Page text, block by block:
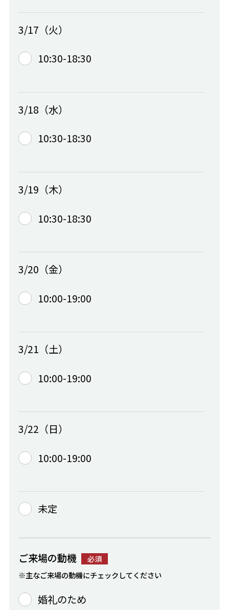
3/17（火）
10:30-18:30
3/18（水）
10:30-18:30
3/19（木）
10:30-18:30
3/20（金）
10:00-19:00
3/21（土）
10:00-19:00
3/22（日）
10:00-19:00
未定
ご来場の動機
必須
※主なご来場の動機にチェックしてください
婚礼のため